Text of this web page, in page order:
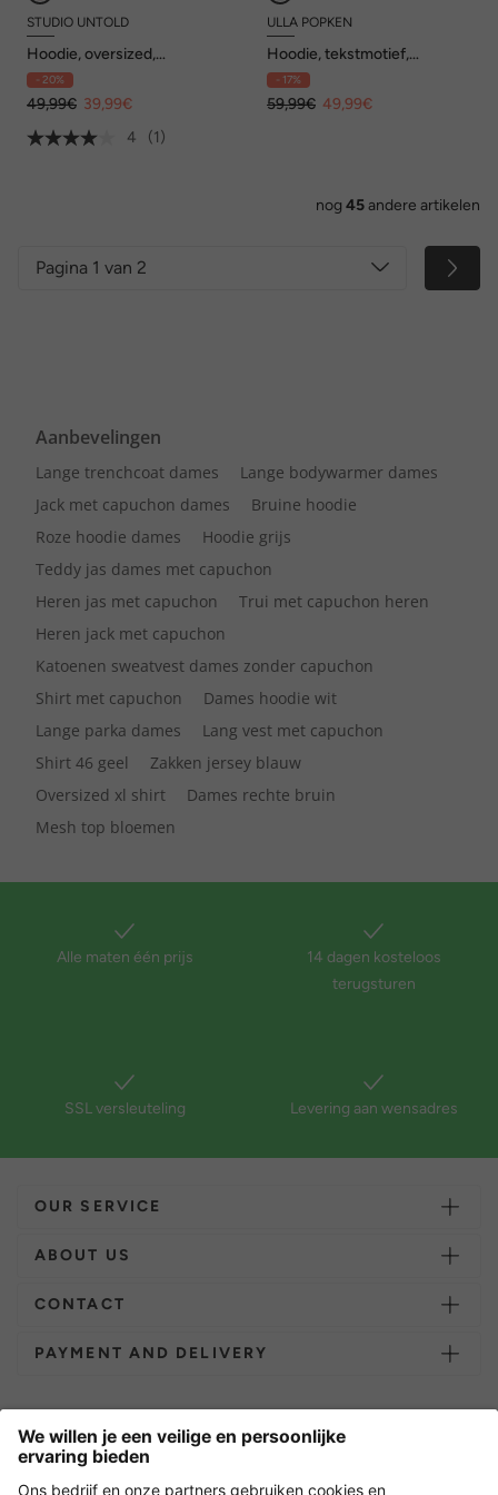
STUDIO UNTOLD
Hoodie, oversized,
strikjesprint, capuchon
- 20%
49,99€ 39,99€
4
(1)
ULLA POPKEN
Hoodie, tekstmotief,
capuchon, lange mouwen
- 17%
59,99€ 49,99€
nog 45andere artikelen
Pagina 1 van 2
Aanbevelingen
Lange trenchcoat dames
Lange bodywarmer dames
Jack met capuchon dames
Bruine hoodie
Roze hoodie dames
Hoodie grijs
Teddy jas dames met capuchon
Heren jas met capuchon
Trui met capuchon heren
Heren jack met capuchon
Katoenen sweatvest dames zonder capuchon
Shirt met capuchon
Dames hoodie wit
Lange parka dames
Lang vest met capuchon
Shirt 46 geel
Zakken jersey blauw
Oversized xl shirt
Dames rechte bruin
Mesh top bloemen
Alle maten één prijs
14 dagen kosteloos
terugsturen
SSL versleuteling Levering aan wensadres
OUR SERVICE
ABOUT US
CONTACT
PAYMENT AND DELIVERY
Nederland